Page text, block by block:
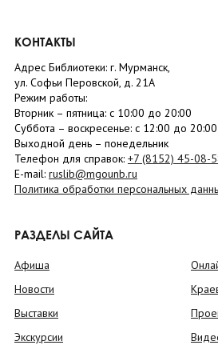
КОНТАКТЫ
Адрес Библиотеки: г. Мурманск,
ул. Софьи Перовской, д. 21А
Режим работы:
Вторник – пятница: с 10:00 до 20:00
Суббота – воскресенье: c 12:00 до 20:00
Выходной день – понедельник
Телефон для справок: +7 (8152) 45-08-
E-mail: ruslib@mgounb.ru
Политика обработки персональных
РАЗДЕЛЫ САЙТА
Афиша
Новости
Выставки
Экскурсии